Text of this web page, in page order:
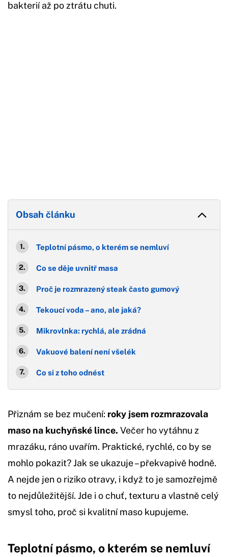
bakterií až po ztrátu chuti.
Obsah článku
Teplotní pásmo, o kterém se nemluví
Co se děje uvnitř masa
Proč je rozmrazený steak často gumový
Tekoucí voda – ano, ale jaká?
Mikrovlnka: rychlá, ale zrádná
Vakuové balení není všelék
Co si z toho odnést
Přiznám se bez mučení: roky jsem rozmrazovala
maso na kuchyňské lince. Večer ho vytáhnu z
mrazáku, ráno uvařím. Praktické, rychlé, co by se
mohlo pokazit? Jak se ukazuje – překvapivě hodně.
A nejde jen o riziko otravy, i když to je samozřejmě
to nejdůležitější. Jde i o chuť, texturu a vlastně celý
smysl toho, proč si kvalitní maso kupujeme.
Teplotní pásmo, o kterém se nemluví